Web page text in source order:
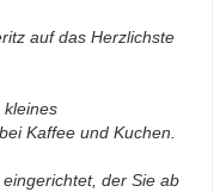
auf das Herzlichste
kleines
Kaffee und Kuchen.
der Sie ab